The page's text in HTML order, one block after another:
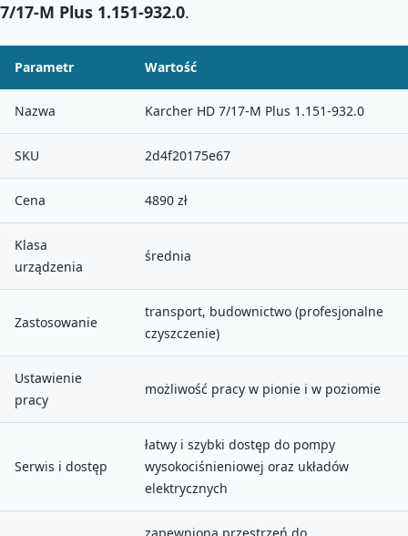
7/17-M Plus 1.151-932.0.
Parametr Wartość
Nazwa Karcher HD 7/17-M Plus 1.151-932.0
SKU 2d4f20175e67
Cena 4890 zł
Klasa
urządzenia
średnia
Zastosowanie
transport, budownictwo (profesjonalne
czyszczenie)
Ustawienie
pracy
możliwość pracy w pionie i w poziomie
Serwis i dostęp
łatwy i szybki dostęp do pompy
wysokociśnieniowej oraz układów
elektrycznych